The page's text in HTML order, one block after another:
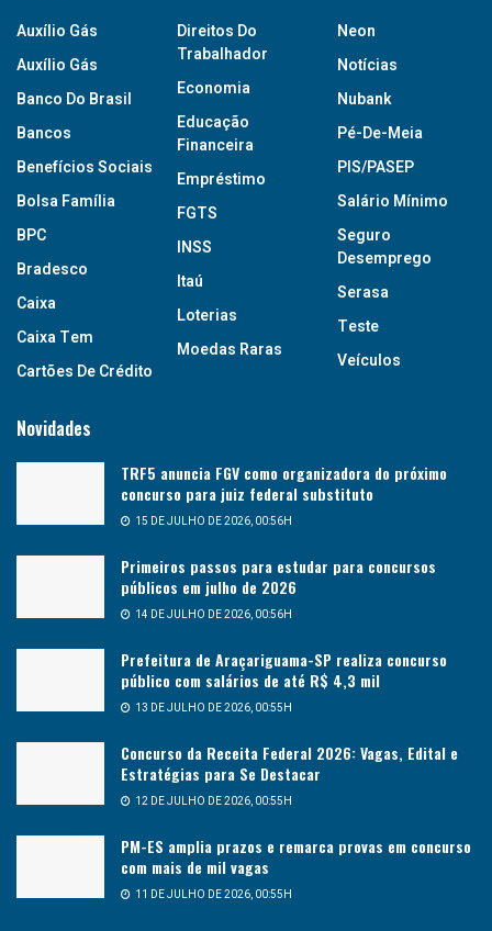
Auxílio Gás
Auxílio Gás
Banco Do Brasil
Bancos
Benefícios Sociais
Bolsa Família
BPC
Bradesco
Caixa
Caixa Tem
Cartões De Crédito
Direitos Do
Trabalhador
Economia
Educação
Financeira
Empréstimo
FGTS
INSS
Itaú
Loterias
Moedas Raras
Neon
Notícias
Nubank
Pé-De-Meia
PIS/PASEP
Salário Mínimo
Seguro
Desemprego
Serasa
Teste
Veículos
Novidades
TRF5 anuncia FGV como organizadora do próximo
concurso para juiz federal substituto
15 DE JULHO DE 2026, 00:56H
Primeiros passos para estudar para concursos
públicos em julho de 2026
14 DE JULHO DE 2026, 00:56H
Prefeitura de Araçariguama-SP realiza concurso
público com salários de até R$ 4,3 mil
13 DE JULHO DE 2026, 00:55H
Concurso da Receita Federal 2026: Vagas, Edital e
Estratégias para Se Destacar
12 DE JULHO DE 2026, 00:55H
PM-ES amplia prazos e remarca provas em concurso
com mais de mil vagas
11 DE JULHO DE 2026, 00:55H